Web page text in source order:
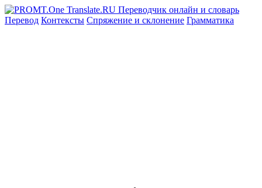
Перевод Контексты Спряжение и склонение Грамматика